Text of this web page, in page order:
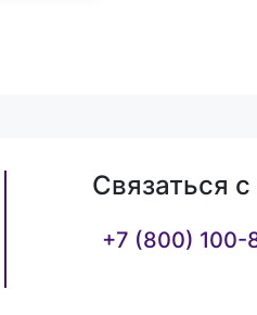
Связаться
+7 (800) 100-